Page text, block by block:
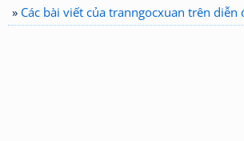
» Các bài viết của tranngocxuan trên diễn